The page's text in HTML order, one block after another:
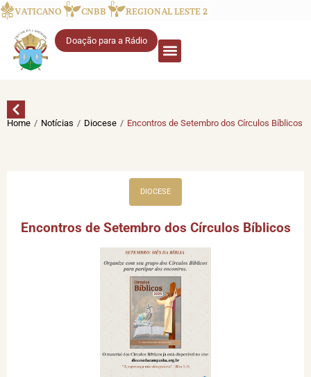
VATICANO CNBB REGIONAL LESTE 2
Doação para a Rádio
Home / Notícias / Diocese / Encontros de Setembro dos Círculos Bíblicos
DIOCESE
Encontros de Setembro dos Círculos Bíblicos